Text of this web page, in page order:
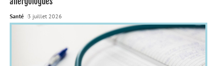
Santé 3 juillet 2026